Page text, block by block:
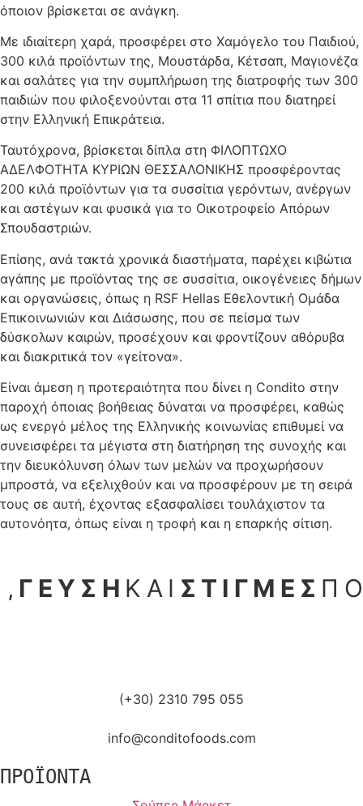
όποιον βρίσκεται σε ανάγκη.
Με ιδιαίτερη χαρά, προσφέρει στο Χαμόγελο του Παιδιού,
300 κιλά προϊόντων της, Μουστάρδα, Κέτσαπ, Μαγιονέζα
και σαλάτες για την συμπλήρωση της διατροφής των 300
παιδιών που φιλοξενούνται στα 11 σπίτια που διατηρεί
στην Ελληνική Επικράτεια.
Ταυτόχρονα, βρίσκεται δίπλα στη ΦΙΛΟΠΤΩΧΟ
ΑΔΕΛΦΟΤΗΤΑ ΚΥΡΙΩΝ ΘΕΣΣΑΛΟΝΙΚΗΣ προσφέροντας
200 κιλά προϊόντων για τα συσσίτια γερόντων, ανέργων
και αστέγων και φυσικά για το Οικοτροφείο Απόρων
Σπουδαστριών.
Επίσης, ανά τακτά χρονικά διαστήματα, παρέχει κιβώτια
αγάπης με προϊόντας της σε συσσίτια, οικογένειες δήμων
και οργανώσεις, όπως η RSF Hellas Εθελοντική Ομάδα
Επικοινωνιών και Διάσωσης, που σε πείσμα των
δύσκολων καιρών, προσέχουν και φροντίζουν αθόρυβα
και διακριτικά τον «γείτονα».
Είναι άμεση η προτεραιότητα που δίνει η Condito στην
παροχή όποιας βοήθειας δύναται να προσφέρει, καθώς
ως ενεργό μέλος της Ελληνικής κοινωνίας επιθυμεί να
συνεισφέρει τα μέγιστα στη διατήρηση της συνοχής και
την διευκόλυνση όλων των μελών να προχωρήσουν
μπροστά, να εξελιχθούν και να προσφέρουν με τη σειρά
τους σε αυτή, έχοντας εξασφαλίσει τουλάχιστον τα
αυτονόητα, όπως είναι η τροφή και η επαρκής σίτιση.
ΓΕΥΣΗ ΚΑΙ ΣΤΙΓΜΕΣ
(+30) 2310 795 055
info@conditofoods.com
ΠΡΟΪΟΝΤΑ